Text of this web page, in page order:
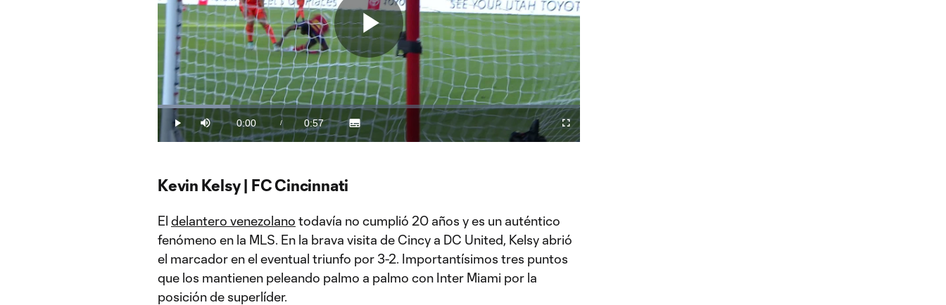
Play
Video
Play Mute
Current
Time
0:00 /
Duration
0:57
Loaded:
17.15%
Subtitles
Fullscreen
Difundir
a
Chromecast
Kevin Kelsy | FC Cincinnati
El delantero venezolano todavía no cumplió 20 años y es un auténtico
fenómeno en la MLS. En la brava visita de Cincy a DC United, Kelsy abrió
el marcador en el eventual triunfo por 3-2. Importantísimos tres puntos
que los mantienen peleando palmo a palmo con Inter Miami por la
posición de superlíder.